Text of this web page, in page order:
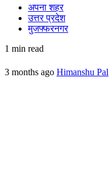
अपना शहर
उत्तर प्रदेश
मुजफ्फरनगर
1 min read
3 months ago Himanshu Pal